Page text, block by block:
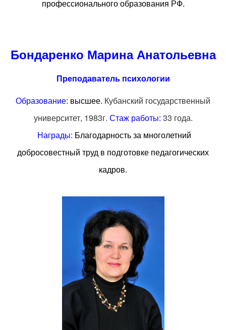
профессионального образования РФ.
Бондаренко Марина Анатольевна
Преподаватель психологии
Образование: высшее. Кубанский государственный
университет, 1983г. Стаж работы: 33 года.
Награды: Благодарность за многолетний
добросовестный труд в подготовке педагогических
кадров.